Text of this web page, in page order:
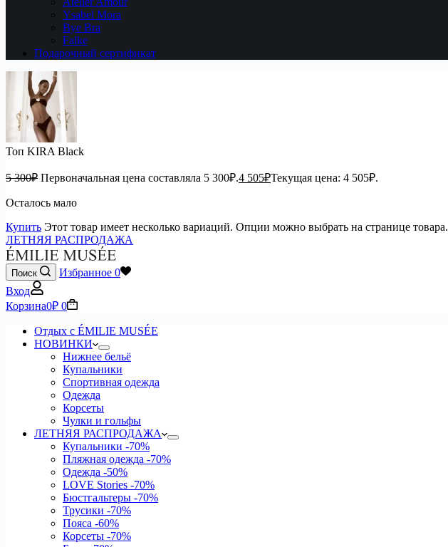
Ysabel Mora
Bye Bra
Falke
Подарочный сертификат
Топ KIRA Black
5 300₽ Первоначальная цена составляла 5 300₽.4 505₽Текущая цена: 4 505₽.
Осталось мало
Купить Этот товар имеет несколько вариаций. Опции можно выбрать на странице товара.
ЛЕТНЯЯ РАСПРОДАЖА
Поиск Избранное 0
Вход
Корзина0₽ 0
Отдых с ÉMILIE MUSÉE
НОВИНКИ
Нижнее бельё
Купальники
Спортивная одежда
Одежда
Корсеты
Чулки и гольфы
ЛЕТНЯЯ РАСПРОДАЖА
Купальники -70%
Пляжная одежда -70%
Одежда -50%
LOVE Stories -70%
Бюстгальтеры -70%
Трусики -70%
Пояса -60%
Корсеты -70%